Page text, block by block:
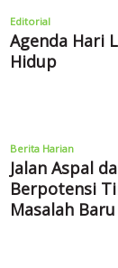
Editorial
Agenda Hari
Hidup
Berita Harian
Jalan Aspal
Berpotensi
Masalah Baru